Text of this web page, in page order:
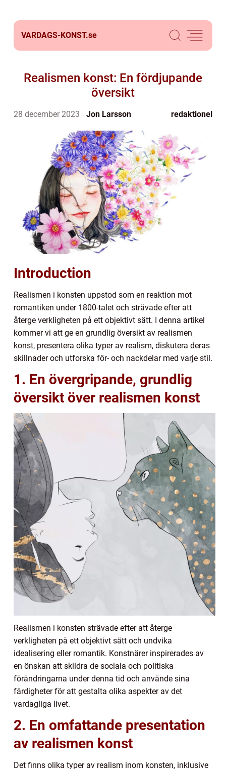
VARDAGS-KONST.se
Realismen konst: En fördjupande
översikt
28 december 2023 Jon Larsson redaktionel
Introduction
Realismen i konsten uppstod som en reaktion mot
romantiken under 1800-talet och strävade efter att
återge verkligheten på ett objektivt sätt. I denna artikel
kommer vi att ge en grundlig översikt av realismen
konst, presentera olika typer av realism, diskutera deras
skillnader och utforska för- och nackdelar med varje stil.
1. En övergripande, grundlig
översikt över realismen konst
Realismen i konsten strävade efter att återge
verkligheten på ett objektivt sätt och undvika
idealisering eller romantik. Konstnärer inspirerades av
en önskan att skildra de sociala och politiska
förändringarna under denna tid och använde sina
färdigheter för att gestalta olika aspekter av det
vardagliga livet.
2. En omfattande presentation
av realismen konst
Det finns olika typer av realism inom konsten, inklusive